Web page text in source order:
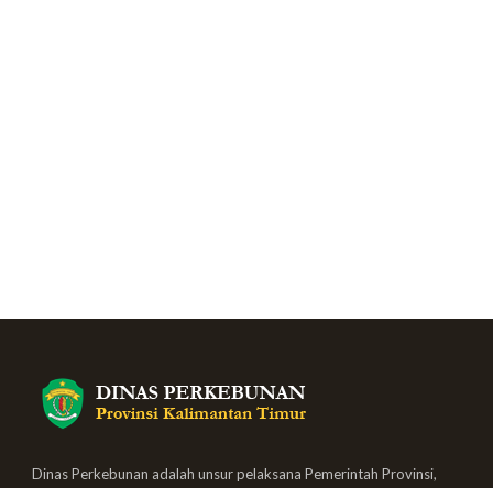
Dinas Perkebunan adalah unsur pelaksana Pemerintah Provinsi,